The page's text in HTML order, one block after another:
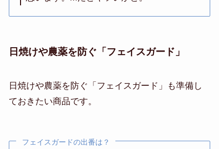
日焼けや農薬を防ぐ「フェイスガード」
日焼けや農薬を防ぐ「フェイスガード」も準備し
ておきたい商品です。
フェイスガードの出番は？